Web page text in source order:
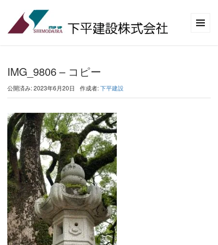
IMG_9806 – コピー
公開済み: 2023年6月20日 作成者:下平建設